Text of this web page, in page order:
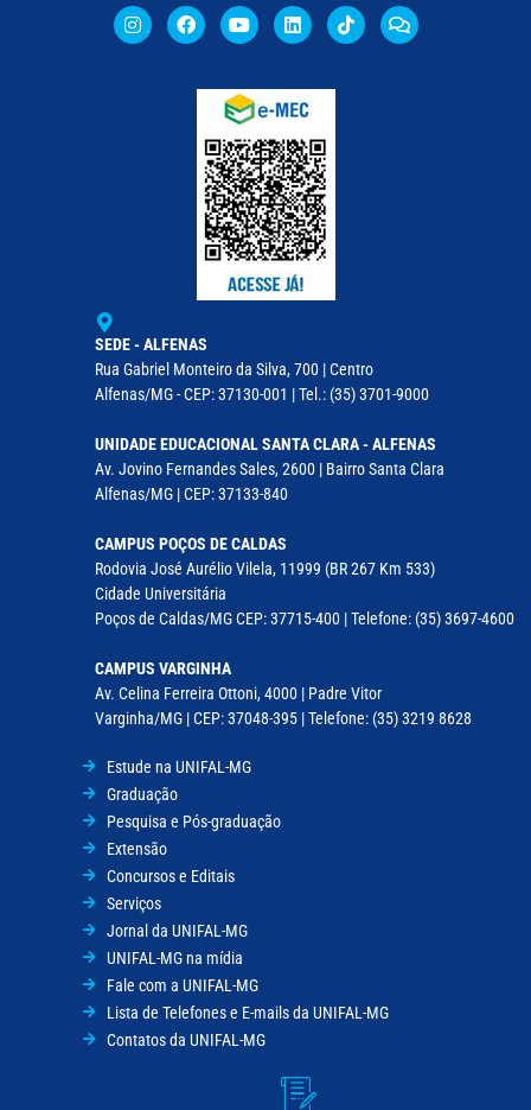
SEDE - ALFENAS
Rua Gabriel Monteiro da Silva, 700 | Centro
Alfenas/MG - CEP: 37130-001 | Tel.: (35) 3701-9000
UNIDADE EDUCACIONAL SANTA CLARA - ALFENAS
Av. Jovino Fernandes Sales, 2600 | Bairro Santa Clara
Alfenas/MG | CEP: 37133-840
CAMPUS POÇOS DE CALDAS
Rodovia José Aurélio Vilela, 11999 (BR 267 Km 533)
Cidade Universitária
Poços de Caldas/MG CEP: 37715-400 | Telefone: (35) 3697-4600
CAMPUS VARGINHA
Av. Celina Ferreira Ottoni, 4000 | Padre Vitor
Varginha/MG | CEP: 37048-395 | Telefone: (35) 3219 8628
Estude na UNIFAL-MG
Graduação
Pesquisa e Pós-graduação
Extensão
Concursos e Editais
Serviços
Jornal da UNIFAL-MG
UNIFAL-MG na mídia
Fale com a UNIFAL-MG
Lista de Telefones e E-mails da UNIFAL-MG
Contatos da UNIFAL-MG